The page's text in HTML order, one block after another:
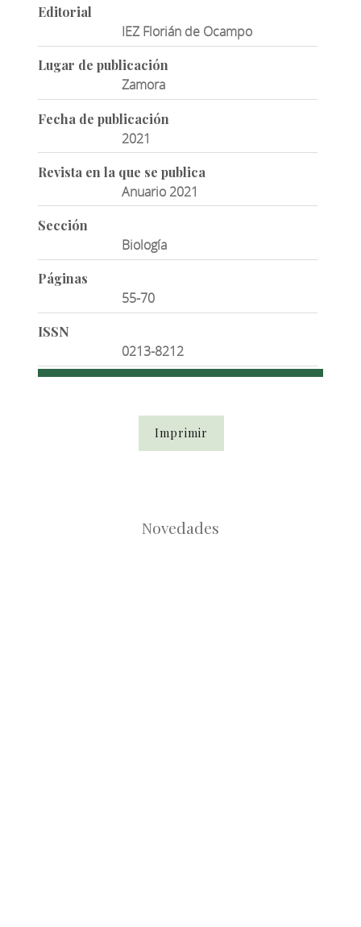
Editorial
IEZ Florián de Ocampo
Lugar de publicación
Zamora
Fecha de publicación
2021
Revista en la que se publica
Anuario 2021
Sección
Biología
Páginas
55-70
ISSN
0213-8212
Imprimir
Novedades